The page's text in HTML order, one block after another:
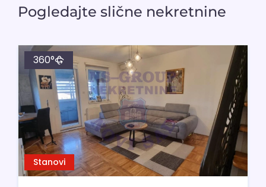
Pogledajte slične nekretnine
Stanovi
360°